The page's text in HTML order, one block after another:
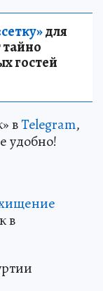
для
тайно
гостей
вTelegram,
удобно!
в